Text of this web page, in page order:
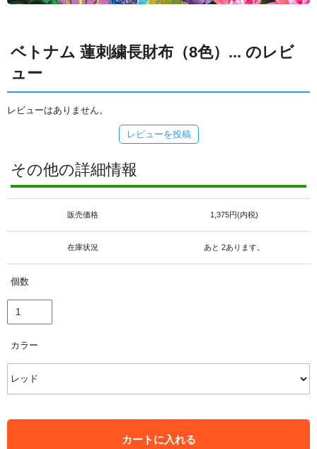
ベトナム 蓮刺繍長財布（8色）... のレビ
ュー
レビューはありません。
レビューを投稿
その他の詳細情報
販売価格 1,375円(内税)
在庫状況 あと 2あります。
個数
カラー
カートに入れる